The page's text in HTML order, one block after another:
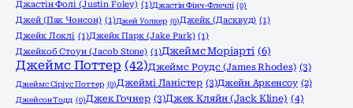
Джастін Фолі (Justin Foley) (1)Джастін Фінч-Флечлі (0)
Джей (Пак Чонсон) (1)Джей Уолкер (0)Джейк (Дасквуд) (1)
Джейк Локлі (1)Джейк Парк (Jake Park) (1)
Джейкоб Стоун (Jacob Stone) (1)Джеймс Моріарті (6)
Джеймс Поттер (42)Джеймс Роудс (James Rhodes) (3)
Джеймс Сіріус Поттер (0)Джеймі Ланістер (3)Джейн Аркенсоу (2)
Джейсон Тодд (0)Джек Гочнер (3)Джек Кляйн (Jack Kline) (4)